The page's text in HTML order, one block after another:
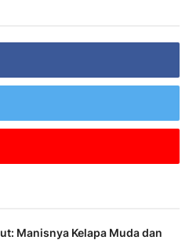
Manisnya Kelapa Muda dan